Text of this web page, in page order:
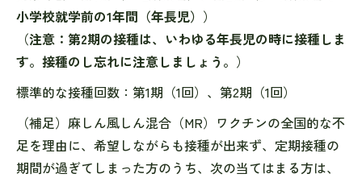
小学校就学前の1年間（年長児） ）
（注意：第2期の接種は、いわゆる年長児の時に接種しま
す。接種のし忘れに注意しましょう。 ）
標準的な接種回数：第1期（1回）、第2期（1回）
（補足）麻しん風しん混合（MR）ワクチンの全国的な不
足を理由に、希望しながらも接種が出来ず、定期接種の
期間が過ぎてしまった方のうち、次の当てはまる方は、